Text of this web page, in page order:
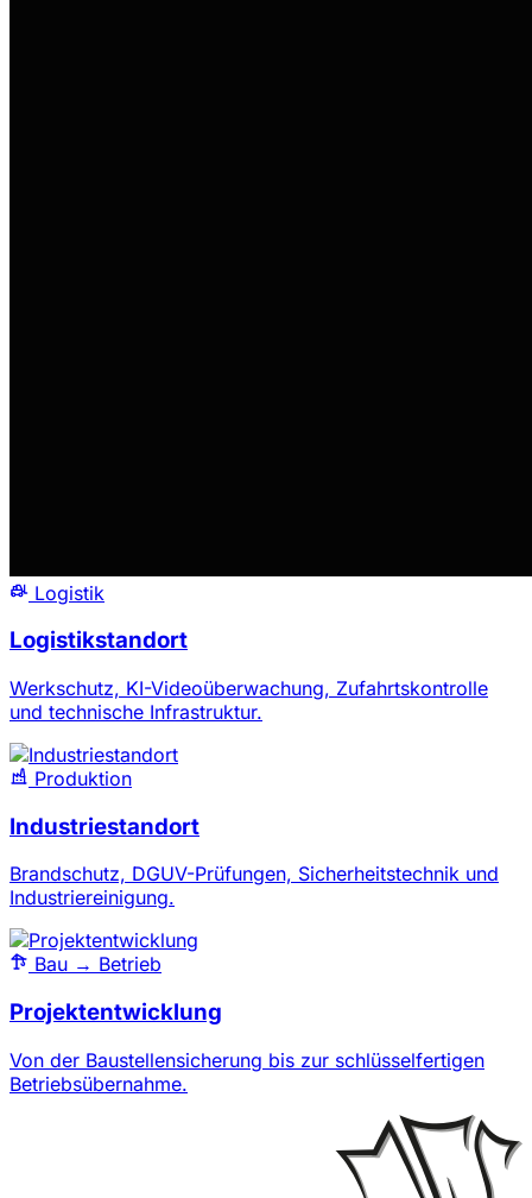
Logistik
Logistikstandort
Werkschutz, KI-Videoüberwachung, Zufahrtskontrolle
und technische Infrastruktur.
Produktion
Industriestandort
Brandschutz, DGUV-Prüfungen, Sicherheitstechnik und
Industriereinigung.
Bau → Betrieb
Projektentwicklung
Von der Baustellensicherung bis zur schlüsselfertigen
Betriebsübernahme.